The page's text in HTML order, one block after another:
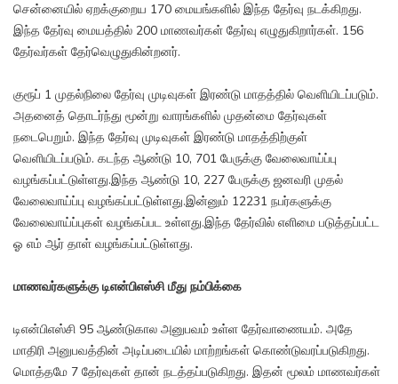
சென்னையில் ஏறக்குறைய 170 மையங்களில் இந்த தேர்வு நடக்கிறது.
இந்த தேர்வு மையத்தில் 200 மாணவர்கள் தேர்வு எழுதுகிறார்கள். 156
தேர்வர்கள் தேர்வெழுதுகின்றனர்.
குரூப் 1 முதல்நிலை தேர்வு முடிவுகள் இரண்டு மாதத்தில் வெளியிடப்படும்.
அதனைத் தொடர்ந்து மூன்று வாரங்களில் முதன்மை தேர்வுகள்
நடைபெறும். இந்த தேர்வு முடிவுகள் இரண்டு மாதத்திற்குள்
வெளியிடப்படும். கடந்த ஆண்டு 10, 701 பேருக்கு வேலைவாய்ப்பு
வழங்கப்பட்டுள்ளது.இந்த ஆண்டு 10, 227 பேருக்கு ஜனவரி முதல்
வேலைவாய்ப்பு வழங்கப்பட்டுள்ளது.இன்னும் 12231 நபர்களுக்கு
வேலைவாய்ப்புகள் வழங்கப்பட உள்ளது.இந்த தேர்வில் எளிமை படுத்தப்பட்ட
ஓ எம் ஆர் தாள் வழங்கப்பட்டுள்ளது.
மாணவர்களுக்கு டிஎன்பிஎஸ்சி மீது நம்பிக்கை
டிஎன்பிஎஸ்சி 95 ஆண்டுகால அனுபவம் உள்ள தேர்வாணையம். அதே
மாதிரி அனுபவத்தின் அடிப்படையில் மாற்றங்கள் கொண்டுவரப்படுகிறது.
மொத்தமே 7 தேர்வுகள் தான் நடத்தப்படுகிறது. இதன் மூலம் மாணவர்கள்